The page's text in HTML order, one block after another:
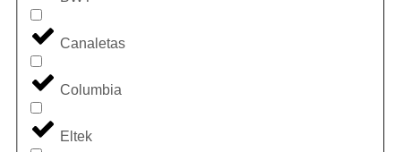
Canaletas
Columbia
Eltek